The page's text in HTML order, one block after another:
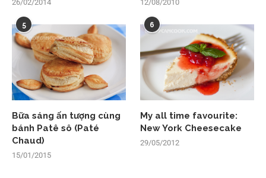
26/02/2014 12/08/2010
5
Bữa sáng ấn tượng cùng
bánh Patê sô (Paté
Chaud)
15/01/2015
6
My all time favourite:
New York Cheesecake
29/05/2012